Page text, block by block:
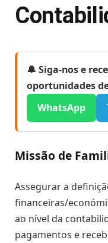
🔔 Siga-nos e
oportunidades
WhatsApp
Missão de
Assegurar a
financeiras/
ao nível da
pagamentos e